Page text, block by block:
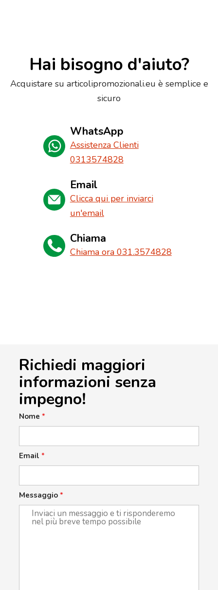
Hai bisogno d'aiuto?
Acquistare su articolipromozionali.eu è semplice e
sicuro
WhatsApp
Assistenza Clienti
0313574828
Email
Clicca qui per inviarci
un'email
Chiama
Chiama ora 031.3574828
Richiedi maggiori
informazioni senza
impegno!
Nome *
Email *
Messaggio *